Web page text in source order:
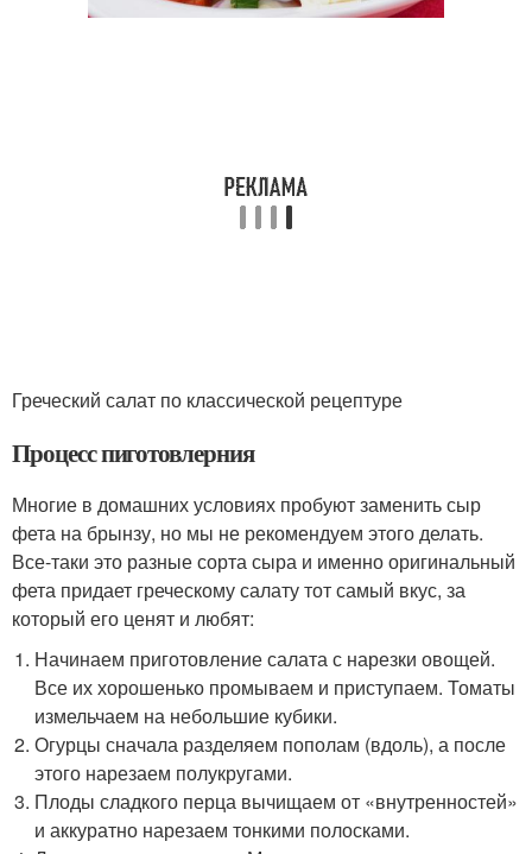
Греческий салат по классической рецептуре
Процесс пиготовлерния
Многие в домашних условиях пробуют заменить сыр
фета на брынзу, но мы не рекомендуем этого делать.
Все-таки это разные сорта сыра и именно оригинальный
фета придает греческому салату тот самый вкус, за
который его ценят и любят:
Начинаем приготовление салата с нарезки овощей.
Все их хорошенько промываем и приступаем. Томаты
измельчаем на небольшие кубики.
Огурцы сначала разделяем пополам (вдоль), а после
этого нарезаем полукругами.
Плоды сладкого перца вычищаем от «внутренностей»
и аккуратно нарезаем тонкими полосками.